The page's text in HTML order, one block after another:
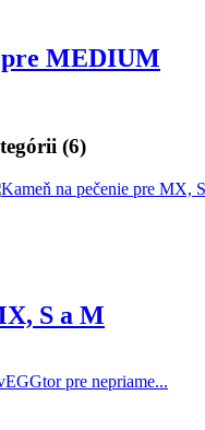
MEDIUM
(6)
S a M